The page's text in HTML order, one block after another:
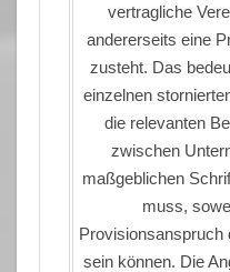
vertragliche
andererseits eine
zusteht. Das
einzelnen
die relevanten
zwischen
maßgeblichen
muss,
Provisionsanspruch
sein können. Die